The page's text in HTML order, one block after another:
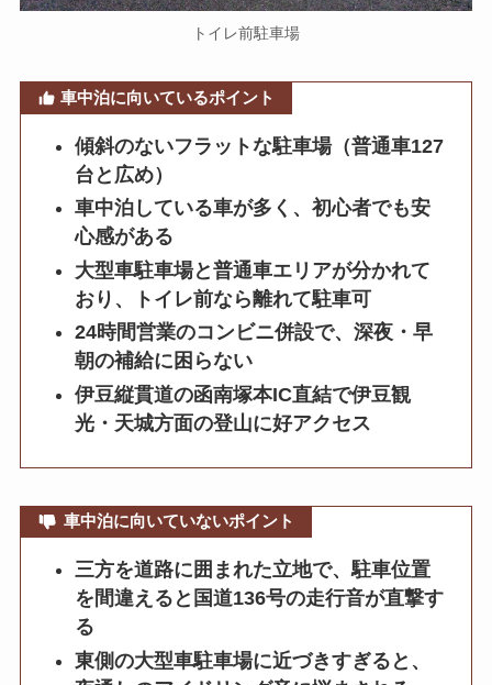
トイレ前駐車場
車中泊に向いているポイント
傾斜のないフラットな駐車場（普通車127
台と広め）
車中泊している車が多く、初心者でも安
心感がある
大型車駐車場と普通車エリアが分かれて
おり、トイレ前なら離れて駐車可
24時間営業のコンビニ併設で、深夜・早
朝の補給に困らない
伊豆縦貫道の函南塚本IC直結で伊豆観
光・天城方面の登山に好アクセス
車中泊に向いていないポイント
三方を道路に囲まれた立地で、駐車位置
を間違えると国道136号の走行音が直撃す
る
東側の大型車駐車場に近づきすぎると、